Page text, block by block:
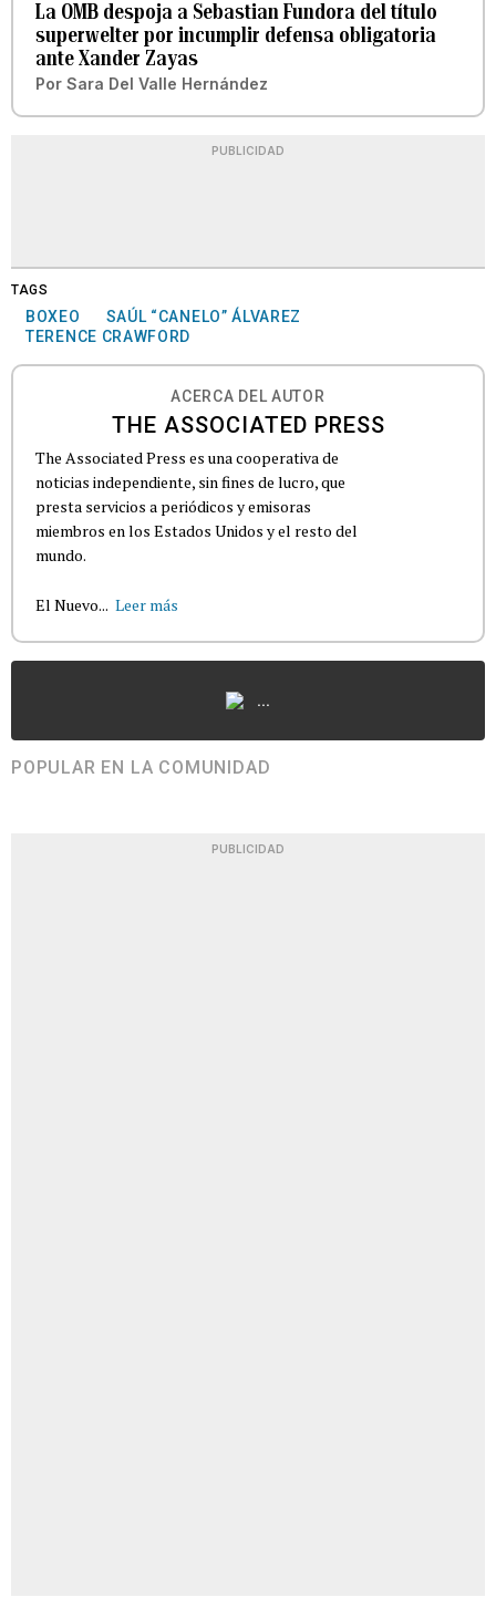
La OMB despoja a Sebastian Fundora del título
superwelter por incumplir defensa obligatoria
ante Xander Zayas
Por Sara Del Valle Hernández
PUBLICIDAD
TAGS
BOXEO
SAÚL “CANELO” ÁLVAREZ
TERENCE CRAWFORD
ACERCA DEL AUTOR
THE ASSOCIATED PRESS
The Associated Press es una cooperativa de
noticias independiente, sin fines de lucro, que
presta servicios a periódicos y emisoras
miembros en los Estados Unidos y el resto del
mundo.
El Nuevo... Leer más
...
POPULAR EN LA COMUNIDAD
PUBLICIDAD